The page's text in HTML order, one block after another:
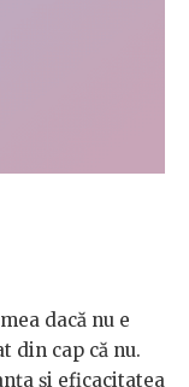
dacă nu e
din cap că nu.
şi eficacitatea